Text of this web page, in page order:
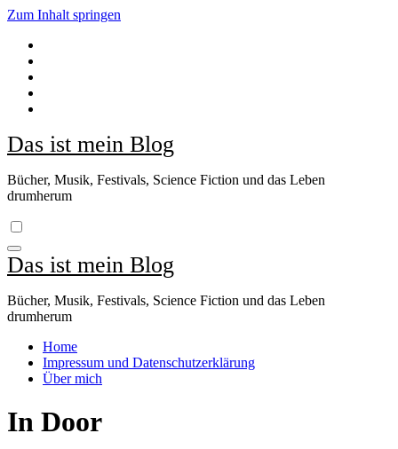
Zum Inhalt springen
Das ist mein Blog
Bücher, Musik, Festivals, Science Fiction und das Leben
drumherum
Das ist mein Blog
Bücher, Musik, Festivals, Science Fiction und das Leben
drumherum
Home
Impressum und Datenschutzerklärung
Über mich
In Door